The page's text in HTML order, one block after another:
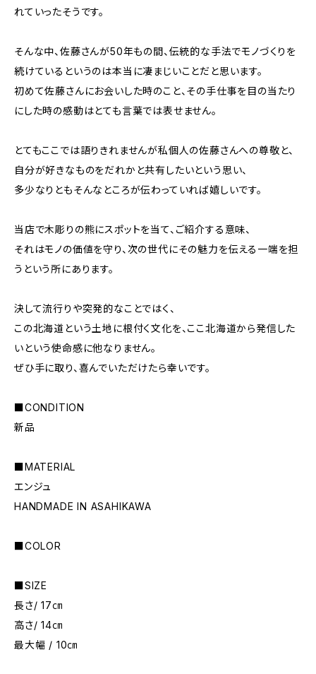
れていったそうです。
そんな中、佐藤さんが50年もの間、伝統的な手法でモノづくりを
続けているというのは本当に凄まじいことだと思います。
初めて佐藤さんにお会いした時のこと、その手仕事を目の当たり
にした時の感動はとても言葉では表せません。
とてもここでは語りきれませんが私個人の佐藤さんへの尊敬と、
自分が好きなものをだれかと共有したいという思い、
多少なりともそんなところが伝わっていれば嬉しいです。
当店で木彫りの熊にスポットを当て、ご紹介する意味、
それはモノの価値を守り、次の世代にその魅力を伝える一端を担
うという所にあります。
決して流行りや突発的なことではく、
この北海道という土地に根付く文化を、ここ北海道から発信した
いという使命感に他なりません。
ぜひ手に取り、喜んでいただけたら幸いです。
■CONDITION
新品
■MATERIAL
エンジュ
HANDMADE IN ASAHIKAWA
■COLOR
■SIZE
長さ/ 17㎝
高さ/ 14㎝
最大幅 / 10㎝